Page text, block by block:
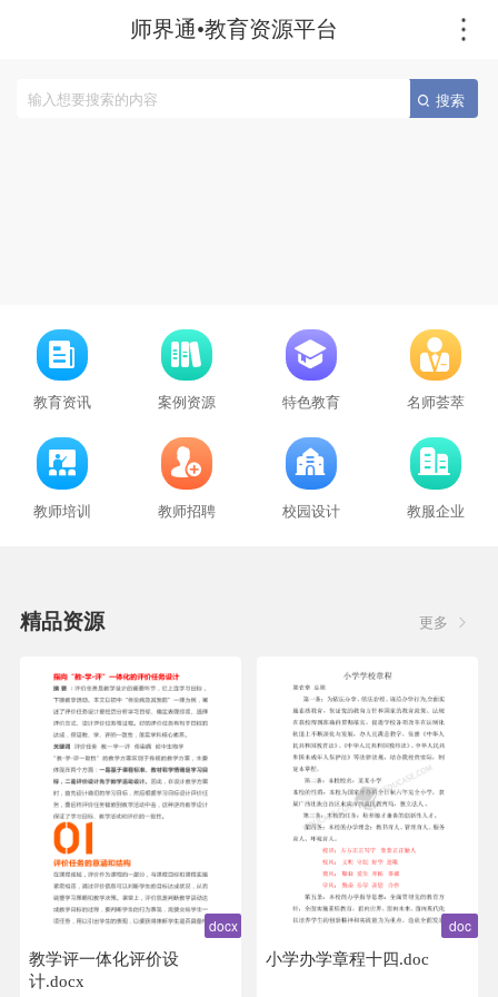
师界通•教育资源平台
搜索
教育资讯 案例资源 特色教育 名师荟萃
教师培训 教师招聘 校园设计 教服企业
精品资源 更多
docx
教学评一体化评价设
计.docx
doc
小学办学章程十四.doc